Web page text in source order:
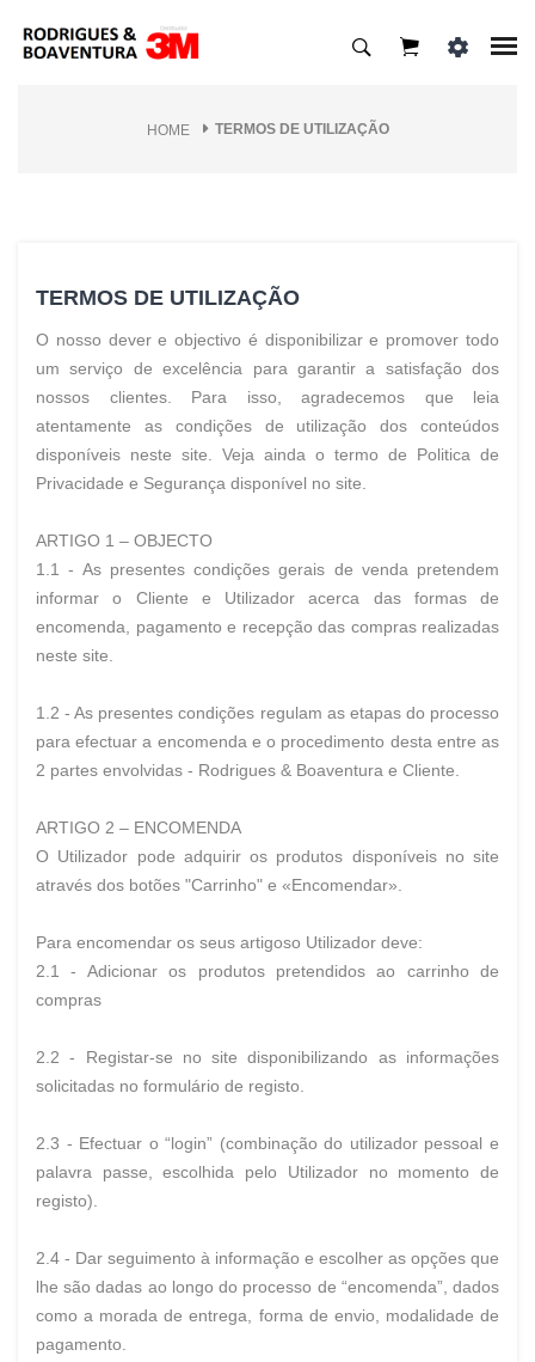
HOME TERMOS DE UTILIZAÇÃO
TERMOS DE UTILIZAÇÃO
O nosso dever e objectivo é disponibilizar e promover todo
um serviço de excelência para garantir a satisfação dos
nossos clientes. Para isso, agradecemos que leia
atentamente as condições de utilização dos conteúdos
disponíveis neste site. Veja ainda o termo de Politica de
Privacidade e Segurança disponível no site.
ARTIGO 1 – OBJECTO
1.1 - As presentes condições gerais de venda pretendem
informar o Cliente e Utilizador acerca das formas de
encomenda, pagamento e recepção das compras realizadas
neste site.
1.2 - As presentes condições regulam as etapas do processo
para efectuar a encomenda e o procedimento desta entre as
2 partes envolvidas - Rodrigues & Boaventura e Cliente.
ARTIGO 2 – ENCOMENDA
O Utilizador pode adquirir os produtos disponíveis no site
através dos botões "Carrinho" e «Encomendar».
Para encomendar os seus artigoso Utilizador deve:
2.1 - Adicionar os produtos pretendidos ao carrinho de
compras
2.2 - Registar-se no site disponibilizando as informações
solicitadas no formulário de registo.
2.3 - Efectuar o “login” (combinação do utilizador pessoal e
palavra passe, escolhida pelo Utilizador no momento de
registo).
2.4 - Dar seguimento à informação e escolher as opções que
lhe são dadas ao longo do processo de “encomenda”, dados
como a morada de entrega, forma de envio, modalidade de
pagamento.